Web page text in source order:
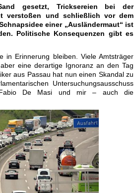
gesetzt, Tricksereien bei der
verstoßen und schließlich vor dem
einer „Ausländermaut“ ist
Politische Konsequenzen gibt es
in Erinnerung bleiben. Viele Amtsträger
eine derartige Ignoranz an den Tag
aus Passau hat nun einen Skandal zu
Untersuchungsausschuss
De Masi und mir – auch die